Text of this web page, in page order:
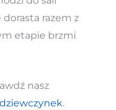
razem z
etapie brzmi
nasz
.